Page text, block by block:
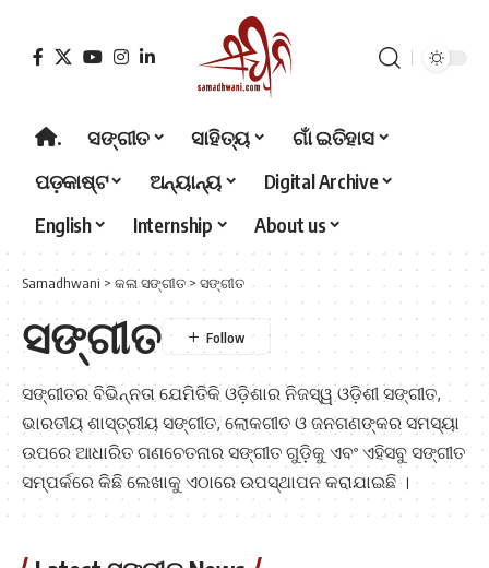
. ସଙ୍ଗୀତ ସାହିତ୍ୟ
ଗାଁ ଇତିହାସ
ପଡ଼କାଷ୍ଟ
ଅନ୍ୟାନ୍ୟ
Digital Archive
English
Internship About us
Samadhwani > କଳା ସଙ୍ଗୀତ> ସଙ୍ଗୀତ
ସଙ୍ଗୀତ
ସଙ୍ଗୀତର ବିଭିନ୍ନତା ଯେମିତିକି ଓଡ଼ିଶାର ନିଜସ୍ୱ ଓଡ଼ିଶୀ ସଙ୍ଗୀତ,
ଭାରତୀୟ ଶାସ୍ତ୍ରୀୟ ସଙ୍ଗୀତ, ଲୋକଗୀତ ଓ ଜନଗଣଙ୍କର ସମସ୍ୟା
ଉପରେ ଆଧାରିତ ଗଣଚେତନାର ସଙ୍ଗୀତ ଗୁଡ଼ିକୁ ଏବଂ ଏହିସବୁ ସଙ୍ଗୀତ
ସମ୍ପର୍କରେ କିଛି ଲେଖାକୁ ଏଠାରେ ଉପସ୍ଥାପନ କରାଯାଇଛି ।